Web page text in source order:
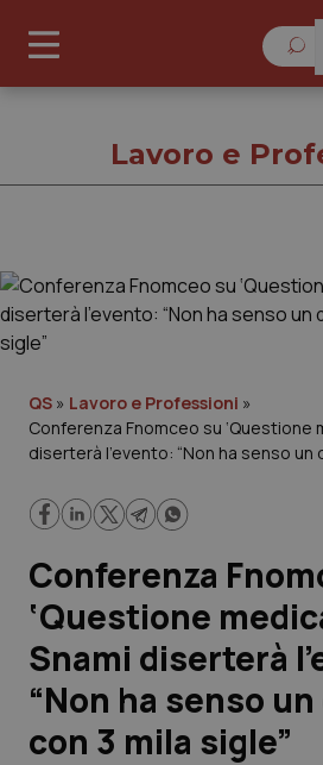
Cronache
Governo e Parlamento
Regioni e Asl
Lavoro e Professioni
Scienza e Farmaci
Studi e Analisi
Lettere al direttore
Lavoro e
QS » Lavoro e Professioni »
Conferenza Fnomceo su ‘Questione
diserterà l’evento: “Non ha senso
Conferenza
‘Questione
Snami diserterà
“Non ha senso
con 3 mila sigle”